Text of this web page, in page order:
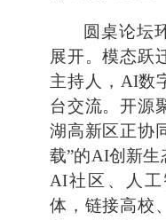
圆桌论坛
展开。模态跃
主持人，AI数
台交流。开源
湖高新区正协
载”的AI创新
AI社区、人工
体，链接高校